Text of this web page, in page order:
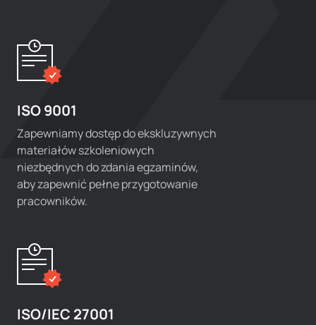
ISO 9001
Zapewniamy dostęp do ekskluzywnych
materiałów szkoleniowych
niezbędnych do zdania egzaminów,
aby zapewnić pełne przygotowanie
pracowników.
ISO/IEC 27001